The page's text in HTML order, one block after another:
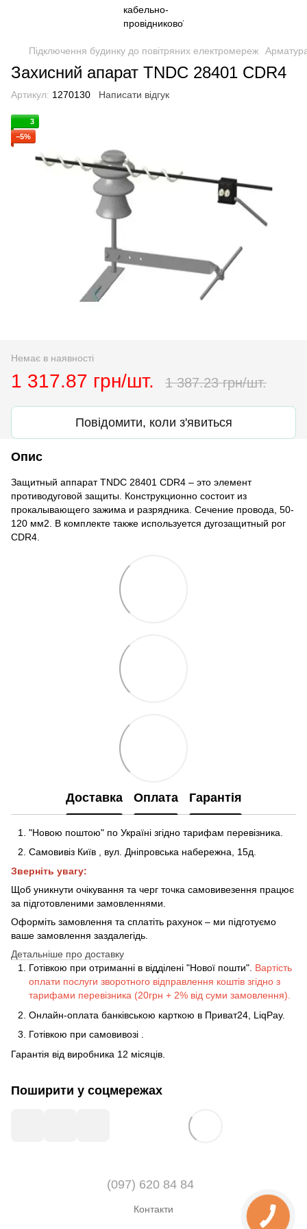
Підключення будинку до повітряних електромереж
Захисний апарат TNDC 28401 CDR4
Артикул: 1270130 Написати відгук
3
−5%
Немає в наявності
1 317.87 грн/шт. 1 387.23 грн/шт.
Повідомити, коли з'явиться
Опис
Защитный аппарат TNDC 28401 CDR4 – это элемент
противодуговой защиты. Конструкционно состоит из
прокалывающего зажима и разрядника. Сечение провода, 50-
120 мм2. В комплекте также используется дугозащитный рог
CDR4.
Доставка Оплата Гарантія
"Новою поштою" по Україні згідно тарифам перевізника.
Самовивіз Київ
вул. Дніпровська набережна , 15д
Зверніть увагу:
Щоб уникнути очікування та черг точка самовивезення працює
за підготовленими замовленнями.
Оформіть замовлення та сплатіть рахунок – ми підготуємо
ваше замовлення заздалегідь.
Детальніше про доставку
Готівкою при отриманні в відділені "Нової пошти". Вартість
оплати послуги зворотного відправлення коштів згідно з
тарифами перевізника (20грн + 2% від суми замовлення).
Онлайн-оплата банківською карткою в Приват24, LiqPay.
Готівкою при самовивозі
Гарантія від виробника 12 місяців.
Поширити у соцмережах
(097) 620 84 84
Контакти